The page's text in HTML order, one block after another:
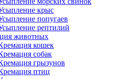
крыс
попугаев
рептилий
животных
кошек
собак
грызунов
птиц